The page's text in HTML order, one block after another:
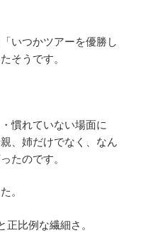
いつかツアーを優勝し
そうです。
慣れていない場面に
、姉だけでなく、なん
たのです。
。
比例な繊細さ。